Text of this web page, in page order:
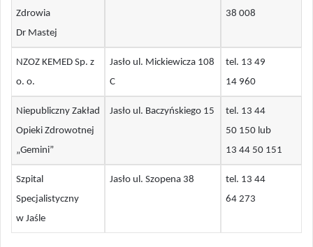
Zdrowia
Dr Mastej
38 008
NZOZ KEMED Sp. z
o. o.
Jasło ul. Mickiewicza 108
C
tel. 13 49
14 960
Niepubliczny Zakład
Opieki Zdrowotnej
„Gemini”
Jasło ul. Baczyńskiego 15
tel. 13 44
50 150 lub
13 44 50 151
Szpital
Specjalistyczny
w Jaśle
Jasło ul. Szopena 38
tel. 13 44
64 273